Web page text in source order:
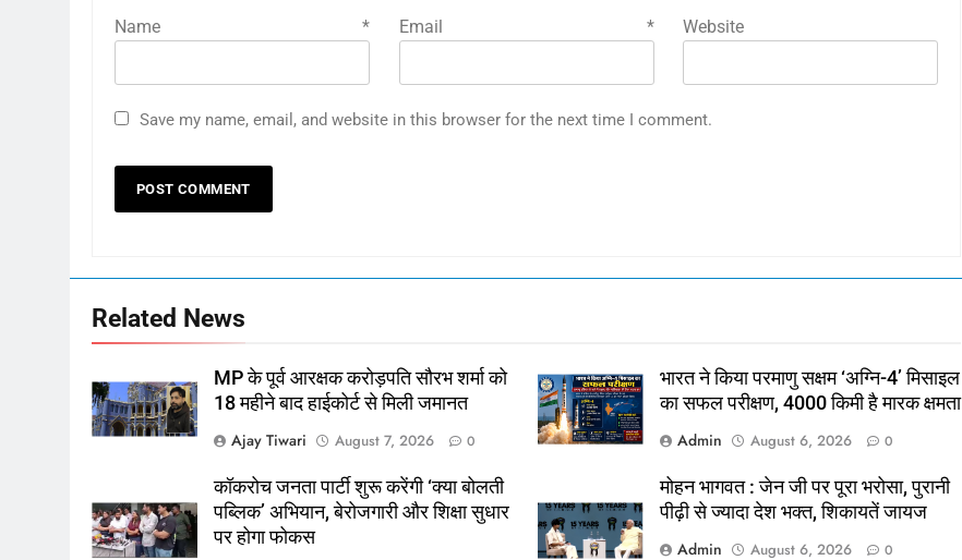
Name* Email * Website
Save my name, email, and website in this browser for the next time I comment.
Related News
MP के पूर्व आरक्षक करोड़पति सौरभ शर्मा को
18 महीने बाद हाईकोर्ट से मिली जमानत
Ajay Tiwari
August 7, 2026 0
भारत ने किया परमाणु सक्षम ‘अग्नि-4’ मिसाइल
का सफल परीक्षण, 4000 किमी है मारक क्षमता
Admin
August 6, 2026 0
कॉकरोच जनता पार्टी शुरू करेंगी ‘क्या बोलती
पब्लिक’ अभियान, बेरोजगारी और शिक्षा सुधार
पर होगा फोकस
मोहन भागवत : जेन जी पर पूरा भरोसा, पुरानी
पीढ़ी से ज्यादा देश भक्त, शिकायतें जायज
Admin
August 6, 2026 0